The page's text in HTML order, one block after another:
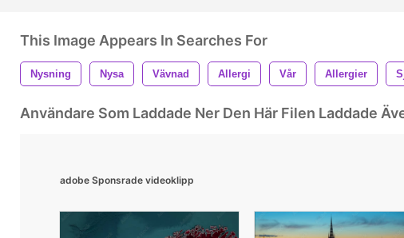
This Image Appears In Searches For
Nysning Nysa Vävnad Allergi Vår Allergier
Användare Som Laddade Ner Den Här Filen Laddade
adobe Sponsrade videoklipp